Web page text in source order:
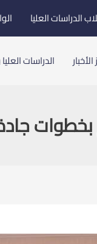
الدراسات العليا
الدراسات